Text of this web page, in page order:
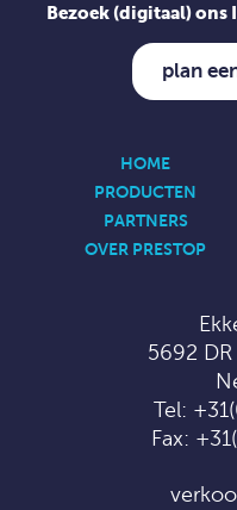
Bezoek (digitaal) ons
plan
HOME
PRODUCTEN
PARTNERS
OVER PRESTOP
5692
Tel:
Fax: